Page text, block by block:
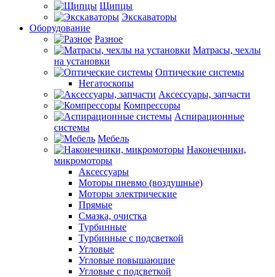
Щипцы
Экскаваторы
Оборудование
Разное
Матрасы, чехлы
на установки
Оптические системы
Негатоскопы
Аксессуары, запчасти
Компрессоры
Аспирационные
системы
Мебель
Наконечники,
микромоторы
Аксессуары
Моторы пневмо (воздушные)
Моторы электрические
Прямые
Смазка, очистка
Турбинные
Турбинные с подсветкой
Угловые
Угловые повышающие
Угловые с подсветкой